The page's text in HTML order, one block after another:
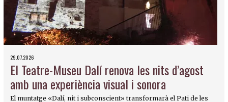
29.07.2026
El Teatre-Museu Dalí renova les nits d’agost
amb una experiència visual i sonora
El muntatge «Dalí, nit i subconscient» transformarà el Pati de les